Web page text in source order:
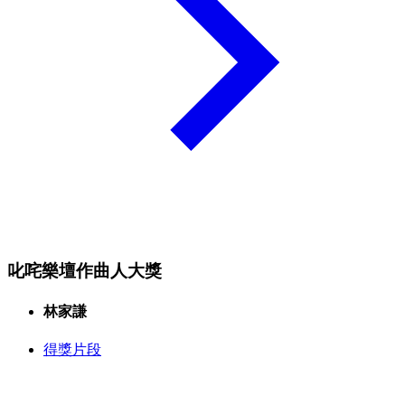
叱咤樂壇作曲人大獎
林家謙
得獎片段